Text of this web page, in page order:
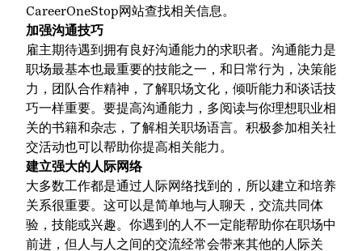
CareerOneStop网站查找相关信息。
加强沟通技巧
雇主期待遇到拥有良好沟通能力的求职者。沟通能力是
职场最基本也最重要的技能之一，和日常行为，决策能
力，团队合作精神，了解职场文化，倾听能力和谈话技
巧一样重要。要提高沟通能力，多阅读与你理想职业相
关的书籍和杂志，了解相关职场语言。积极参加相关社
交活动也可以帮助你提高相关能力。
建立强大的人际网络
大多数工作都是通过人际网络找到的，所以建立和培养
关系很重要。这可以是简单地与人聊天，交流共同体
验，技能或兴趣。你遇到的人不一定能帮助你在职场中
前进，但人与人之间的交流经常会带来其他的人际关